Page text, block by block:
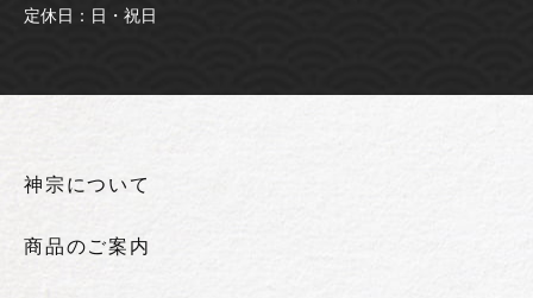
定休日：日・祝日
神宗について
商品のご案内